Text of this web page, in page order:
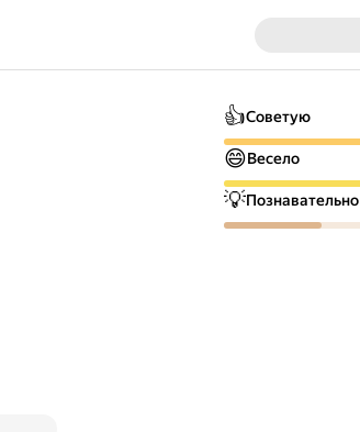
👍Советую
😄Весело
💡Познавательно